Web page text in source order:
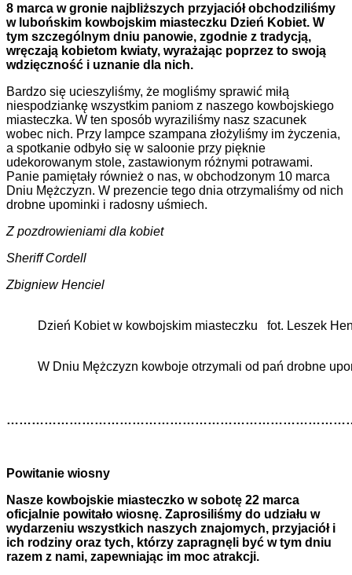
8 marca w gronie najbliższych przyjaciół obchodziliśmy
w lubońskim kowbojskim miasteczku Dzień Kobiet. W
tym szczególnym dniu panowie, zgodnie z tradycją,
wręczają kobietom kwiaty, wyrażając poprzez to swoją
wdzięczność i uznanie dla nich.
Bardzo się ucieszyliśmy, że mogliśmy sprawić miłą
niespodziankę wszystkim paniom z naszego kowbojskiego
miasteczka. W ten sposób wyraziliśmy nasz szacunek
wobec nich. Przy lampce szampana złożyliśmy im życzenia,
a spotkanie odbyło się w saloonie przy pięknie
udekorowanym stole, zastawionym różnymi potrawami.
Panie pamiętały również o nas, w obchodzonym 10 marca
Dniu Mężczyzn. W prezencie tego dnia otrzymaliśmy od nich
drobne upominki i radosny uśmiech.
Z pozdrowieniami dla kobiet
Sheriff Cordell
Zbigniew Henciel
Dzień Kobiet w kowbojskim miasteczku fot. Leszek
W Dniu Mężczyzn kowboje otrzymali od pań drobne
Powitanie wiosny
Nasze kowbojskie miasteczko w sobotę 22 marca
oficjalnie powitało wiosnę. Zaprosiliśmy do udziału w
wydarzeniu wszystkich naszych znajomych, przyjaciół i
ich rodziny oraz tych, którzy zapragnęli być w tym dniu
razem z nami, zapewniając im moc atrakcji.